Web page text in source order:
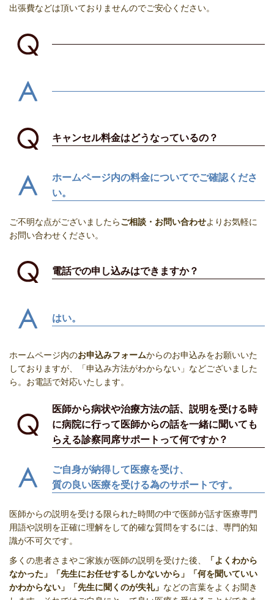
出張費などは頂いておりませんのでご安心ください。
キャンセル料金はどうなっているの？
ホームページ内の料金についてでご確認くださ
い。
ご不明な点がございましたらご相談・お問い合わせよりお気軽に
お問い合わせください。
電話での申し込みはできますか？
はい。
ホームページ内のお申込みフォームからのお申込みをお願いいた
しておりますが、
「申込み方法がわからない」などございました
ら。お電話で対応いたします。
医師から病状や治療方法の話、説明を受ける時
に病院に行って医師からの話を一緒に聞いても
らえる診察同席サポートって何ですか？
ご自身が納得して医療を受け、
質の良い医療を受ける為のサポートです。
医師からの説明を受ける限られた時間の中で医師が話す医療専門
用語や説明を正確に理解をして的確な質問をするには、専門的知
識が不可欠です。
多くの患者さまやご家族が医師の説明を受けた後、
「よくわから
なかった」「先生にお任せするしかないから」「何を聞いていい
かわからない」「先生に聞くのが失礼」 などの言葉をよくお聞き